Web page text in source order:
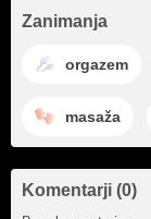
Zanimanja
orgazem
masaža
Komentarji (0)